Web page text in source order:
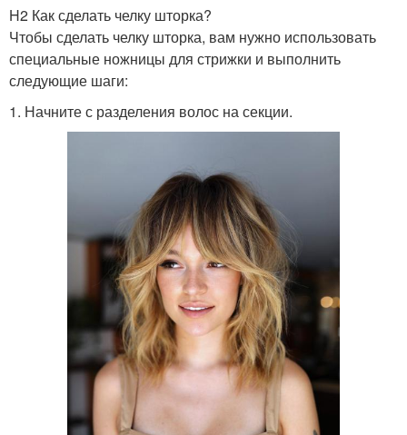
H2 Как сделать челку шторка?
Чтобы сделать челку шторка, вам нужно использовать
специальные ножницы для стрижки и выполнить
следующие шаги:
1. Начните с разделения волос на секции.